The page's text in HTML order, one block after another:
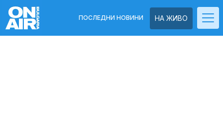
НА ЖИВО
ПОСЛЕДНИ НОВИНИ